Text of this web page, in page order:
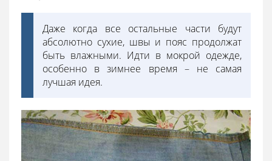
Даже когда все остальные части будут
абсолютно сухие, швы и пояс продолжат
быть влажными. Идти в мокрой одежде,
особенно в зимнее время – не самая
лучшая идея.